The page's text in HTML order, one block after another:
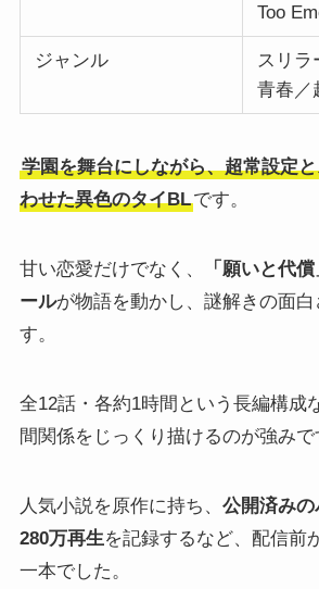
Too
ジャンル
スリラ
青春／
学園を舞台にしながら、超常設定
わせた異色のタイBLです。
甘い恋愛だけでなく、
「願いと代
ールが物語を動かし、謎解きの面白
す。
全12話・各約1時間という長編構成
間関係をじっくり描けるのが強みで
人気小説を原作に持ち、 公開済み
280万再生を記録するなど、配信前
一本でした。